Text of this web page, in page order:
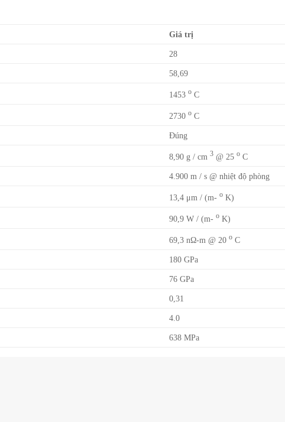
Giá trị
28
58,69
1453o C
2730o C
Đúng
8,90 g / cm3 @ 25o C
4.900 m / s @ nhiệt độ phòng
13,4 μm / (m-o K)
90,9 W / (m-o K)
69,3 nΩ-m @ 20o C
180 GPa
76 GPa
0,31
4.0
638 MPa